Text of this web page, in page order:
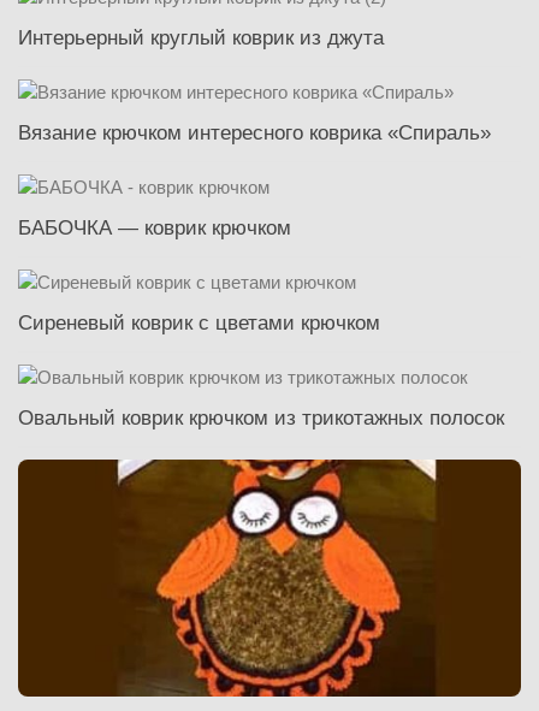
Интерьерный круглый коврик из джута
Вязание крючком интересного коврика «Спираль»
БАБОЧКА — коврик крючком
Сиреневый коврик с цветами крючком
Овальный коврик крючком из трикотажных полосок